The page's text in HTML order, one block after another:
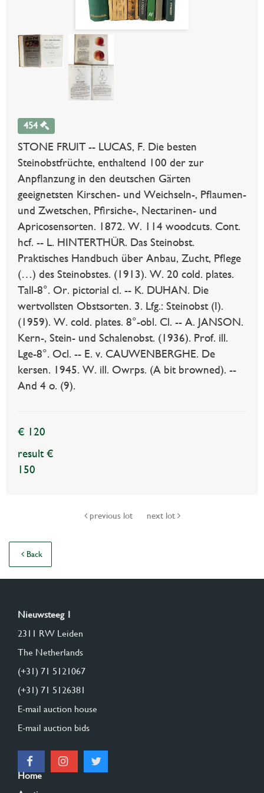
454
STONE FRUIT -- LUCAS, F. Die besten
Steinobstfrüchte, enthaltend 100 der zur
Anpflanzung in den deutschen Gärten
geeignetsten Kirschen- und Weichseln-, Pflaumen-
und Zwetschen, Pfirsiche-, Nectarinen- und
Apricosensorten. 1872. W. 114 woodcuts. Cont.
hcf. -- L. HINTERTHÜR. Das Steinobst.
Praktisches Handbuch über Anbau, Zucht, Pflege
(…) des Steinobstes. (1913). W. 20 cold. plates.
Tall-8°. Or. pictorial cl. -- K. DUHAN. Die
wertvollsten Obstsorten. 3. Lfg.: Steinobst (I).
(1959). W. cold. plates. 8°-obl. Cl. -- A. JANSON.
Kern-, Stein- und Schalenobst. (1936). Prof. ill.
Lge-8°. Ocl. -- E. v. CAUWENBERGHE. De
kersen. 1945. W. ill. Owrps. (A bit browned). --
And 4 o. (9).
€ 120
result €
150
previous lot next lot
Back
Nieuwsteeg 1
2311 RW Leiden
The Netherlands
(+31) 71 5121067
(+31) 71 5126381
E-mail auction house
E-mail auction bids
Home